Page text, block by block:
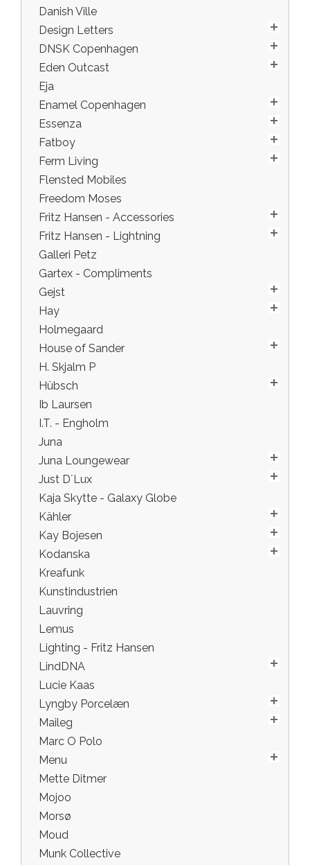
Danish Ville
Design Letters
DNSK Copenhagen
Eden Outcast
Eja
Enamel Copenhagen
Essenza
Fatboy
Ferm Living
Flensted Mobiles
Freedom Moses
Fritz Hansen - Accessories
Fritz Hansen - Lightning
Galleri Petz
Gartex - Compliments
Gejst
Hay
Holmegaard
House of Sander
H. Skjalm P
Hübsch
Ib Laursen
I.T. - Engholm
Juna
Juna Loungewear
Just D´Lux
Kaja Skytte - Galaxy Globe
Kähler
Kay Bojesen
Kodanska
Kreafunk
Kunstindustrien
Lauvring
Lemus
Lighting - Fritz Hansen
LindDNA
Lucie Kaas
Lyngby Porcelæn
Maileg
Marc O Polo
Menu
Mette Ditmer
Mojoo
Morsø
Moud
Munk Collective